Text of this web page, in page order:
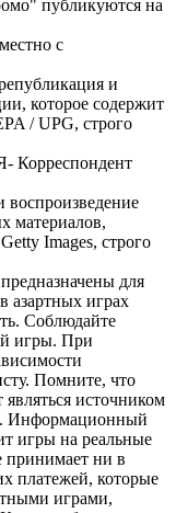
публикуются на
с
и
которое содержит
/ UPG, строго
Корреспондент
воспроизведение
материалов,
Images, строго
для
азартных играх
Соблюдайте
игры. При
Помните, что
источником
Информационный
игры на реальные
принимает ни в
платежей, которые
играми,